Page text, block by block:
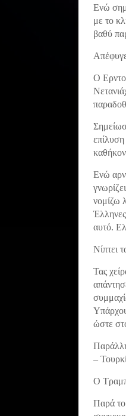
Ενώ
με το
βαθύ
Ο
Ενώ
νομίζω
αυτό.
Νίπτει
Τας
ώστε
–
Ο
Παρά το